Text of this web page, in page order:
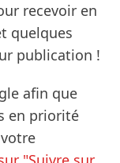
recevoir en
quelques
publication !
afin que
en priorité